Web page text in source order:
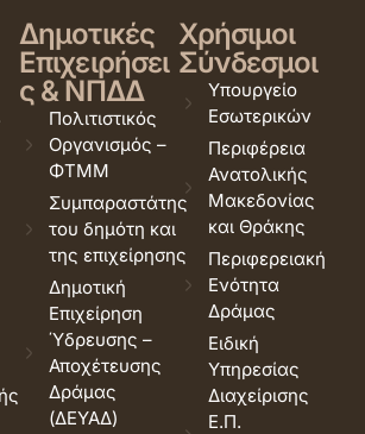
Δημοτικές
Επιχειρήσει
ς & ΝΠΔΔ
Πολιτιστικός
Οργανισμός –
ΦΤΜΜ
Συμπαραστάτης
του δημότη και
της επιχείρησης
Δημοτική
Επιχείρηση
Ύδρευσης –
Αποχέτευσης
Δράμας
(ΔΕΥΑΔ)
Χρήσιμοι
Σύνδεσμοι
Υπουργείο
Εσωτερικών
Περιφέρεια
Ανατολικής
Μακεδονίας
και Θράκης
Περιφερειακή
Ενότητα
Δράμας
Ειδική
Υπηρεσίας
Διαχείρισης
Ε.Π.